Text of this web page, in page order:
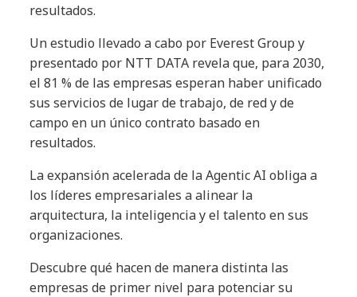
resultados.
Un estudio llevado a cabo por Everest Group y
presentado por NTT DATA revela que, para 2030,
el 81 % de las empresas esperan haber unificado
sus servicios de lugar de trabajo, de red y de
campo en un único contrato basado en
resultados.
La expansión acelerada de la Agentic AI obliga a
los líderes empresariales a alinear la
arquitectura, la inteligencia y el talento en sus
organizaciones.
Descubre qué hacen de manera distinta las
empresas de primer nivel para potenciar su